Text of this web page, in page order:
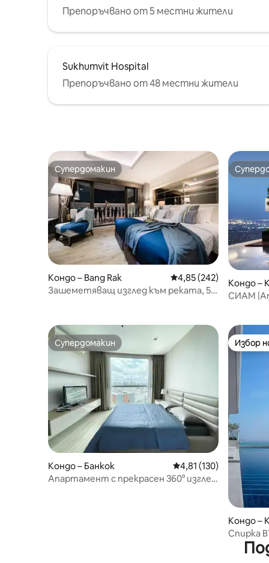
опознаване на Банкок!
Препоръчвано от 5 местни жители
Sukhumvit Hospital
Препоръчвано от 48 местни жители
Супердомакин
Супердомакин
Кондо – Bang Rak Средна оценка: 4,85
4,85 (242)
Зашеметяващ изглед към реката, 5
Кондо –
СИАМ
Супердомакин
Супердомакин
Кондо – Банкок Средна оценка: 4,81
4,81 (130)
Апартамент с прекрасен 360° изглед
Избор
Избор
Кондо –
Спирка